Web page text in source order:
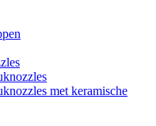
met keramische